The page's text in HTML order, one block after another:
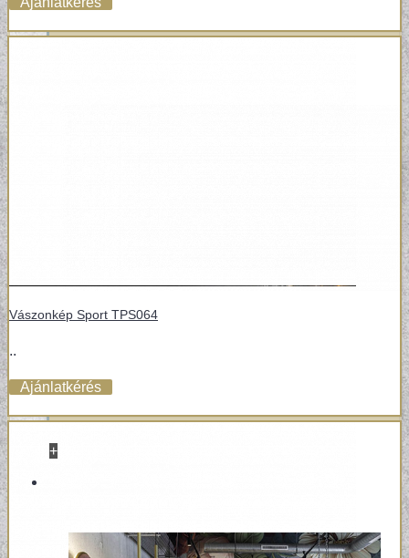
+
Vászonkép Sport TPS064
..
Ajánlatkérés